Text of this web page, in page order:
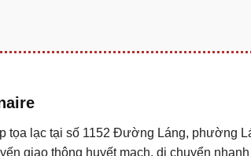
tọa lạc tại số 1152 Đường Láng, phường
giao thông huyết mạch, di chuyển